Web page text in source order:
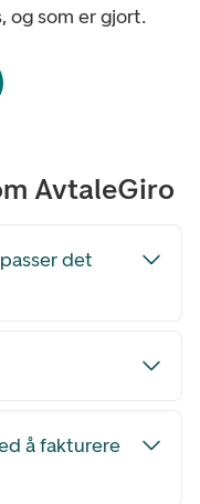
og som er gjort.
AvtaleGiro
det
å fakturere